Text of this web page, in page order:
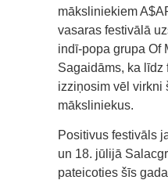
māksliniekiem
vasaras festivālā
indī-popa grupa Of
Sagaidāms, ka līdz
izziņosim vēl virkni
māksliniekus.
Positivus festivāls
un 18. jūlijā
pateicoties šīs